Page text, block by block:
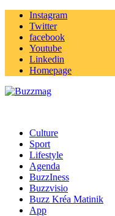
Instagram
Twitter
facebook
Youtube
Linkedin
Homepage
Culture
Sport
Lifestyle
Agenda
BuzzIness
Buzzvisio
Buzz Kréa Matinik
App